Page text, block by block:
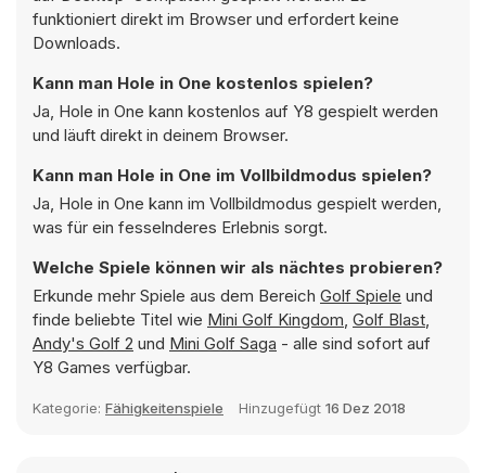
funktioniert direkt im Browser und erfordert keine
Downloads.
Kann man Hole in One kostenlos spielen?
Ja, Hole in One kann kostenlos auf Y8 gespielt werden
und läuft direkt in deinem Browser.
Kann man Hole in One im Vollbildmodus spielen?
Ja, Hole in One kann im Vollbildmodus gespielt werden,
was für ein fesselnderes Erlebnis sorgt.
Welche Spiele können wir als nächtes probieren?
Erkunde mehr Spiele aus dem Bereich Golf Spiele und
finde beliebte Titel wie Mini Golf Kingdom, Golf Blast,
Andy's Golf 2 und Mini Golf Saga - alle sind sofort auf
Y8 Games verfügbar.
Kategorie: Fähigkeitenspiele Hinzugefügt 16 Dez 2018